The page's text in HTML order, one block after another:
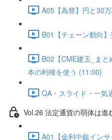
A05【為替】円と30
B01【チェーン動向
B02【CME建玉_ま
本の利権を使う (11:00)
QA・スライド・一気
Vol.26 法定通貨の弱体は進
A01【金利中銀イン